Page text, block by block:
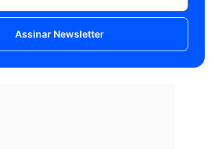
Assinar Newsletter